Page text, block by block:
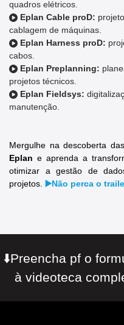
quadros elétricos.
Eplan Cable proD:
cablagem de máquinas.
Eplan Harness proD:
cabos.
Eplan Preplanning:
projetos técnicos.
Eplan Fieldsys:
manutenção.
Mergulhe na descoberta
Eplan e aprenda a
otimizar a gestão de
projetos. ▶️Não perca o
⬇️Preencha pf o
à videoteca